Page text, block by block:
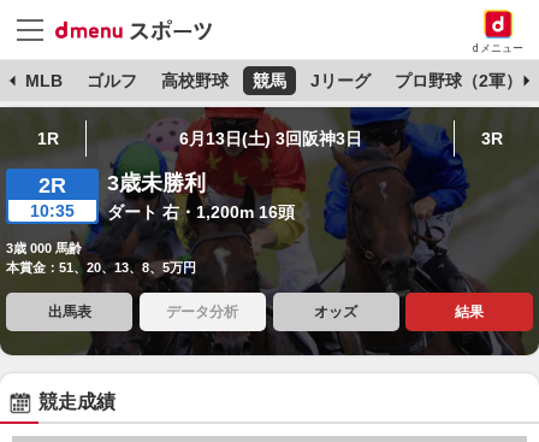
dメニュー
MLB ゴルフ 高校野球 競馬 Jリーグ プロ野球（2軍）
1R 6月13日(土) 3回阪神3日 3R
2R
10:35
3歳未勝利
ダート 右・1,200m 16頭
3歳 000 馬齢
本賞金：51、20、13、8、5万円
出馬表 データ分析 オッズ 結果
競走成績